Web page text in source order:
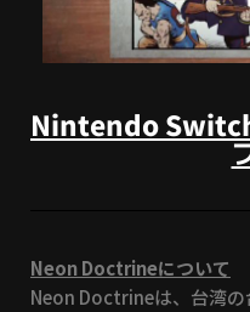
Nintendo
Neon Doctrineについて
Neon Doctrineは、台湾